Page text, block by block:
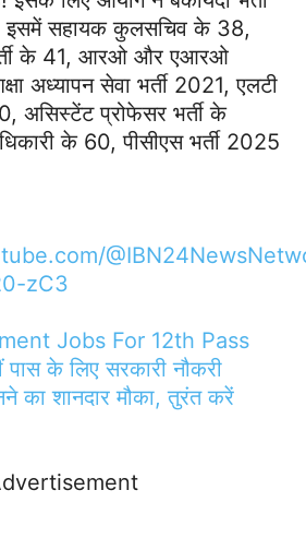
इसमें सहायक कुलसचिव के 38,
के 41, आरओ और एआरओ
अध्‍यापन सेवा भर्ती 2021, एलटी
असिस्‍टेंट प्रोफेसर भर्ती के
के 60, पीसीएस भर्ती 2025
zC3
Jobs For 12th Pass
के लिए सरकारी नौकरी
का शानदार मौका, तुरंत करें